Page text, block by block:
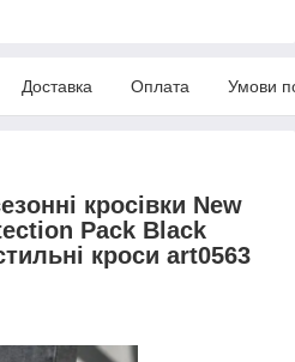
Доставка Оплата Умови
кросівки New
Pack Black
кроси art0563